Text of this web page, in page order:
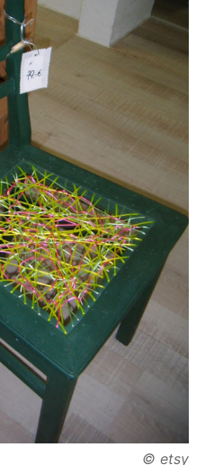
© etsy